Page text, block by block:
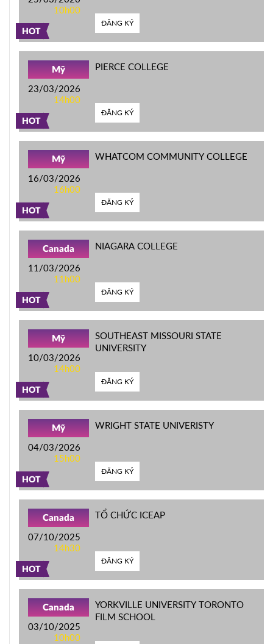
HOT
10h00
ĐĂNG KÝ
HOT
Mỹ
23/03/2026
14h00
PIERCE COLLEGE
ĐĂNG KÝ
HOT
Mỹ
16/03/2026
16h00
WHATCOM COMMUNITY COLLEGE
ĐĂNG KÝ
HOT
Canada
11/03/2026
11h00
NIAGARA COLLEGE
ĐĂNG KÝ
HOT
Mỹ
10/03/2026
14h00
SOUTHEAST MISSOURI STATE
UNIVERSITY
ĐĂNG KÝ
HOT
Mỹ
04/03/2026
15h00
WRIGHT STATE UNIVERISTY
ĐĂNG KÝ
HOT
Canada
07/10/2025
14h30
TỔ CHỨC ICEAP
ĐĂNG KÝ
Canada
03/10/2025
10h00
YORKVILLE UNIVERSITY TORONTO
FILM SCHOOL